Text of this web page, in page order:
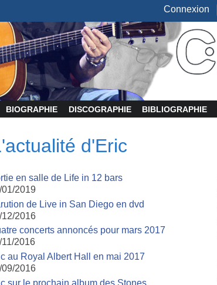
Connexion
BIOGRAPHIE DISCOGRAPHIE BIBLIOGRAPHIE
d'Eric
en salle de Life in 12 bars
01/2019
de Live in San Diego en dvd
12/2016
concerts annoncés pour mars 2017
11/2016
au Royal Albert Hall en mai 2017
09/2016
sur le prochain album des Stones